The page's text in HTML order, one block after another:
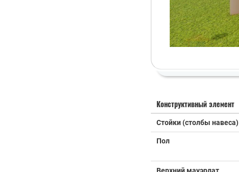
Конструктивный элемент
Стойки (столбы навеса)
Пол